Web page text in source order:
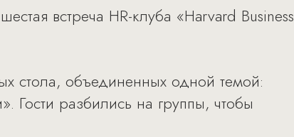
встреча HR-клуба «Harvard Business
стола, объединенных одной темой:
Гости разбились на группы, чтобы